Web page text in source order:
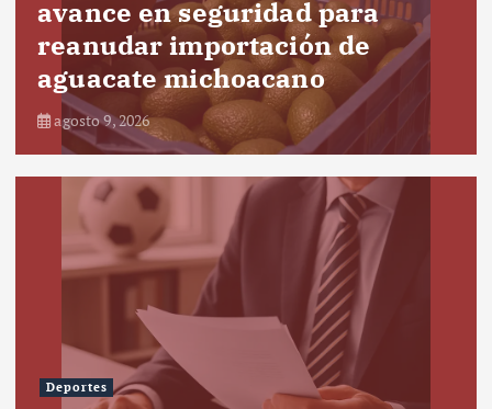
avance en seguridad para
reanudar importación de
aguacate michoacano
agosto 9, 2026
Deportes